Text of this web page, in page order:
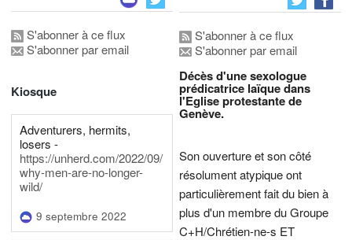
S'abonner à ce flux
S'abonner par email
Kiosque
Adventurers, hermits,
losers -
https://unherd.com/2022/09/
why-men-are-no-longer-
wild/
9 septembre 2022
S'abonner à ce flux
S'abonner par email
Décès d'une sexologue
prédicatrice laïque dans
l'Eglise protestante de
Genève.
Son ouverture et son côté
résolument atypique ont
particulièrement fait du bien à
plus d'un membre du Groupe
C+H/Chrétien-ne-s ET